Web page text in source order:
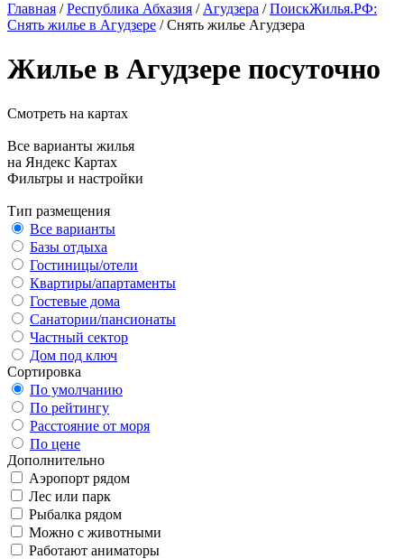
Главная /Республика Абхазия / Агудзера /ПоискЖилья.РФ:
Снять жилье в Агудзере / Снять жилье Агудзера
Жилье в Агудзере посуточно
Смотреть на картах
Все варианты жилья
на Яндекс Картах
Фильтры и настройки
Тип размещения
Все варианты
Базы отдыха
Гостиницы/отели
Квартиры/апартаменты
Гостевые дома
Санатории/пансионаты
Частный сектор
Дом под ключ
Сортировка
По умолчанию
По рейтингу
Расстояние от моря
По цене
Дополнительно
Аэропорт рядом
Лес или парк
Рыбалка рядом
Можно с животными
Работают аниматоры